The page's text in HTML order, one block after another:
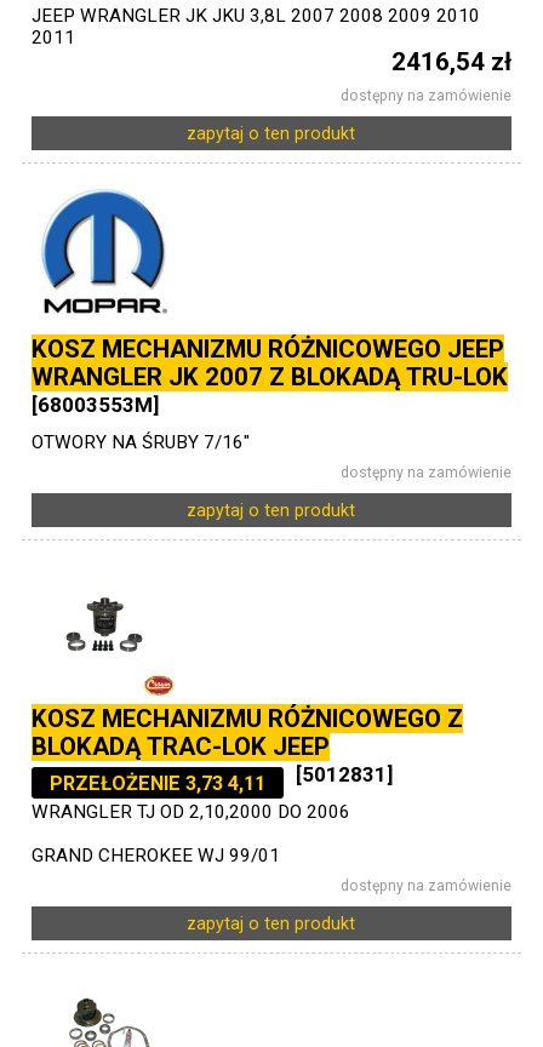
JEEP WRANGLER JK JKU 3,8L 2007 2008 2009 2010
2011
2416,54 zł
dostępny na zamówienie
zapytaj o ten produkt
KOSZ MECHANIZMU RÓŻNICOWEGO JEEP
WRANGLER JK 2007 Z BLOKADĄ TRU-LOK
[68003553M]
OTWORY NA ŚRUBY 7/16"
dostępny na zamówienie
zapytaj o ten produkt
KOSZ MECHANIZMU RÓŻNICOWEGO Z
BLOKADĄ TRAC-LOK JEEP
PRZEŁOŻENIE 3,73 4,11 [5012831]
WRANGLER TJ OD 2,10,2000 DO 2006
GRAND CHEROKEE WJ 99/01
dostępny na zamówienie
zapytaj o ten produkt